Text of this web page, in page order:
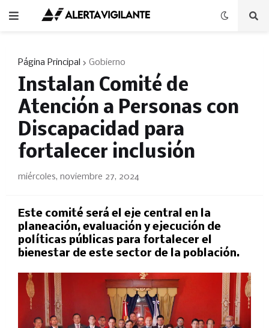
Página Principal Gobierno
Instalan Comité de
Atención a Personas con
Discapacidad para
fortalecer inclusión
miércoles, noviembre 27, 2024
Este comité será el eje central en la
planeación, evaluación y ejecución de
políticas públicas para fortalecer el
bienestar de este sector de la población.